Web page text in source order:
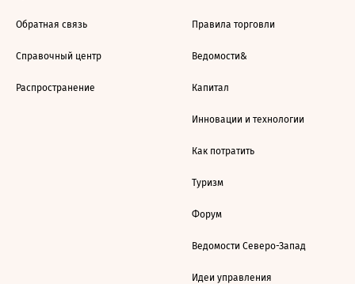
Обратная связь
Справочный центр
Распространение
Правила торговли
Ведомости&
Капитал
Инновации и технологии
Как потратить
Туризм
Форум
Ведомости Северо-Запад
Идеи управления